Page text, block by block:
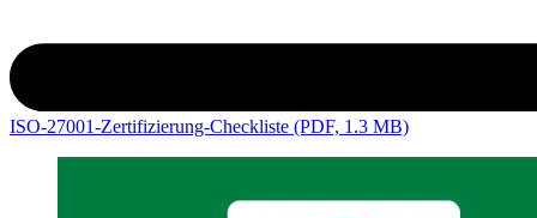
ISO-27001-Zertifizierung-Checkliste (PDF, 1.3 MB)